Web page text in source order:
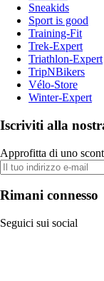
Sneakids
Sport is good
Training-Fit
Trek-Expert
Triathlon-Expert
TripNBikers
Vélo-Store
Winter-Expert
Iscriviti alla
Approfitta di uno
Rimani connesso
Seguici sui social